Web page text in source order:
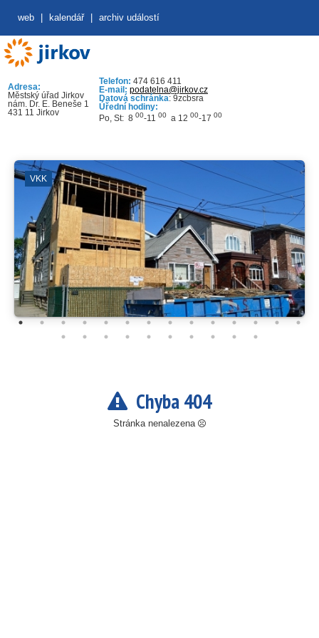
web kalendář archiv událostí
Adresa:
Městský úřad Jirkov
nám. Dr. E. Beneše 1
431 11 Jirkov
Telefon: 474 616 411
E-mail: podatelna@jirkov.cz
Datová schránka: 9zcbsra
Úřední hodiny:
Po, St: 8 00-11 00 a 12 00-17 00
VKK
Chyba 404
Stránka nenalezena